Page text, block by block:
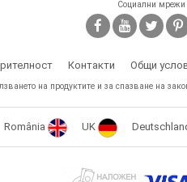
Социални мрежи
Контакти Общи
на продуктите и за спазване на
România UK